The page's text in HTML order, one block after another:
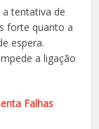
tentativa de
forte quanto a
espera.
a ligação
Falhas